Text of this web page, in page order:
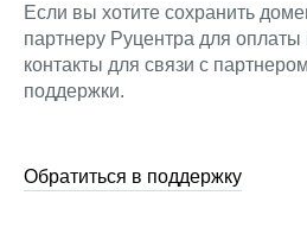
Если вы хотите сохранить
партнеру Руцентра для оплаты
контакты для связи с
поддержки.
Обратиться в поддержку